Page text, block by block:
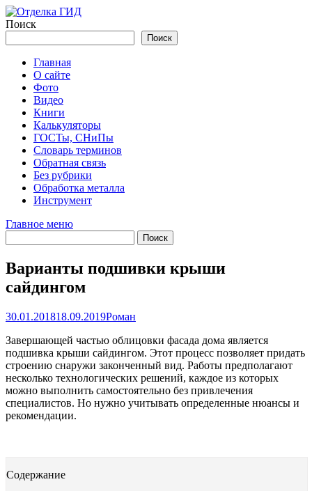
Перейти
к
Поиск
Поиск
Главная
О сайте
Фото
Видео
Книги
Калькуляторы
ГОСТы, СНиПы
Словарь терминов
Обратная связь
Без рубрики
Обработка металла
Инструмент
Главное меню
Варианты подшивки крыши
сайдингом
30.01.201818.09.2019Роман
Завершающей частью облицовки фасада дома является
подшивка крыши сайдингом. Этот процесс позволяет придать
строению снаружи законченный вид. Работы предполагают
несколько технологических решений, каждое из которых
можно выполнить самостоятельно без привлечения
специалистов. Но нужно учитывать определенные нюансы и
рекомендации.
Содержание